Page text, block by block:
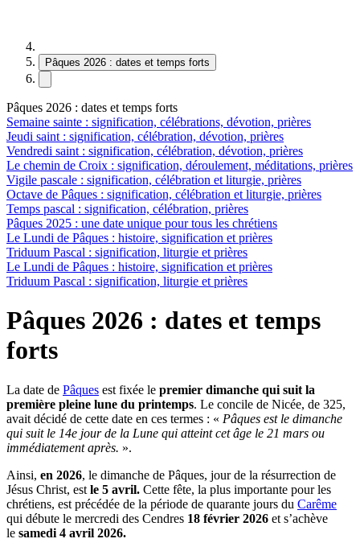
Pâques 2026 : dates et temps forts
Pâques 2026 : dates et temps forts
Semaine sainte : signification, célébrations, dévotion, prières
Jeudi saint : signification, célébration, dévotion, prières
Vendredi saint : signification, célébration, dévotion, prières
Le chemin de Croix : signification, déroulement, méditations, prières
Vigile pascale : signification, célébration et liturgie, prières
Octave de Pâques : signification, célébration et liturgie, prières
Temps pascal : signification, célébration, prières
Pâques 2025 : une date unique pour tous les chrétiens
Le Lundi de Pâques : histoire, signification et prières
Triduum Pascal : signification, liturgie et prières
Le Lundi de Pâques : histoire, signification et prières
Triduum Pascal : signification, liturgie et prières
Pâques 2026 : dates et temps
forts
La date de Pâques est fixée le premier dimanche qui suit la
première pleine lune du printemps. Le concile de Nicée, de 325,
avait décidé de cette date en ces termes : « Pâques est le dimanche
qui suit le 14e jour de la Lune qui atteint cet âge le 21 mars ou
immédiatement après. ».
Ainsi, en 2026, le dimanche de Pâques, jour de la résurrection de
Jésus Christ, est le 5 avril. Cette fête, la plus importante pour les
chrétiens, est précédée de la période de quarante jours du Carême
qui débute le mercredi des Cendres 18 février 2026 et s’achève
le samedi 4 avril 2026.